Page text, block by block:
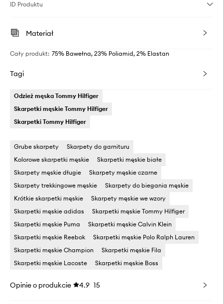
ID Produktu
Materiał
Cały produkt: 75% Bawełna, 23% Poliamid, 2% Elastan
Tagi
Odzież męska Tommy Hilfiger
Skarpetki męskie Tommy Hilfiger
Skarpetki Tommy Hilfiger
Grube skarpety
Skarpety do garnituru
Kolorowe skarpetki męskie
Skarpetki męskie białe
Skarpety męskie długie
Skarpety męskie czarne
Skarpety trekkingowe męskie
Skarpety do biegania męskie
Krótkie skarpetki męskie
Skarpety męskie we wzory
Skarpetki męskie adidas
Skarpetki męskie Tommy Hilfiger
Skarpetki męskie Puma
Skarpetki męskie Calvin Klein
Skarpetki męskie Reebok
Skarpetki męskie Polo Ralph Lauren
Skarpetki męskie Champion
Skarpetki męskie Fila
Skarpetki męskie Lacoste
Skarpetki męskie Boss
Opinie o produkcie 4.9 15